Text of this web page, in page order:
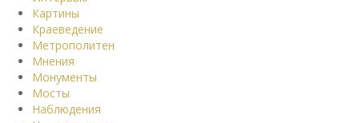
Картины
Краеведение
Метрополитен
Мнения
Монументы
Мосты
Наблюдения